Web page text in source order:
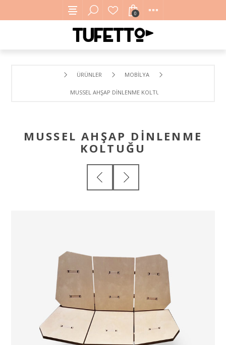
0
ÜRÜNLER MOBILYA
MUSSEL AHŞAP DINLENME KOLTUĞU
MUSSEL AHŞAP DINLENME
KOLTUĞU